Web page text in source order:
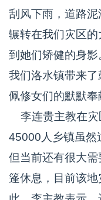
刮风下雨，道路
辗转在我们灾区
到她们矫健的身
我们洛水镇带来
佩修女们的默默奉
李连贵主教在灾
45000人乡镇虽然
但当前还有很大
篷休息，目前该